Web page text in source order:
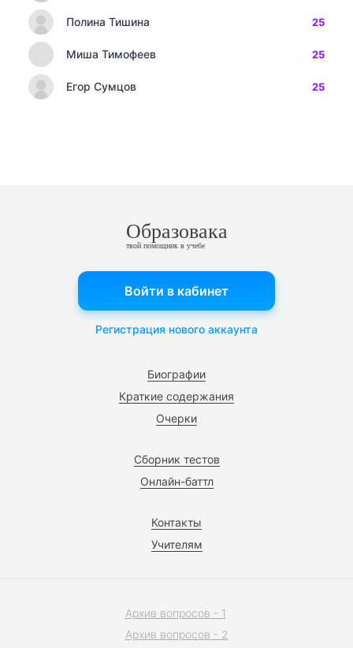
Полина Тишина 25
Миша Тимофеев 25
Егор Сумцов 25
Образовака
твой помощник в учебе
Биографии
Краткие содержания
Очерки
Сборник тестов
Онлайн-баттл
Контакты
Учителям
Войти в кабинет
Регистрация нового аккаунта
Архив вопросов - 1
Архив вопросов - 2